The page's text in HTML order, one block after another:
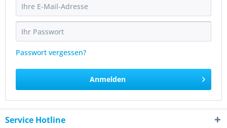
Passwort vergessen?
Anmelden
Service Hotline